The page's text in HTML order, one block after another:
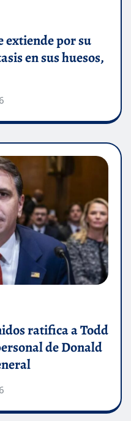
extiende por su
en sus huesos,
ratifica a Todd
de Donald